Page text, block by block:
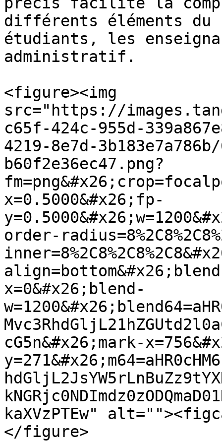
différents éléments
étudiants, les
administratif.
<figure><img
src="https://
c65f-424c-955d-
4219-8e7d-
b60f2e36ec47.png?
x=0.5000&#x26;fp-
order-
x=0&#x26;blend-
cG5n&#x26;mark-
kaXVzPTEw"
</figure>